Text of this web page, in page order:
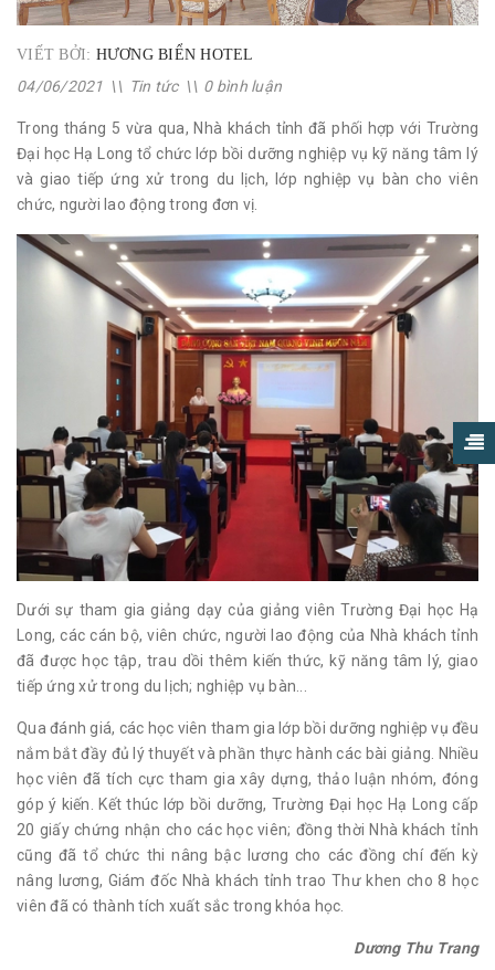
VIẾT BỞI: HƯƠNG BIỂN HOTEL
04/06/2021 \\ Tin tức \\ 0 bình luận
Trong tháng 5 vừa qua, Nhà khách tỉnh đã phối hợp với Trường
Đại học Hạ Long tổ chức lớp bồi dưỡng nghiệp vụ kỹ năng tâm lý
và giao tiếp ứng xử trong du lịch, lớp nghiệp vụ bàn cho viên
chức, người lao động trong đơn vị.
Dưới sự tham gia giảng dạy của giảng viên Trường Đại học Hạ
Long, các cán bộ, viên chức, người lao động của Nhà khách tỉnh
đã được học tập, trau dồi thêm kiến thức, kỹ năng tâm lý, giao
tiếp ứng xử trong du lịch; nghiệp vụ bàn...
Qua đánh giá, các học viên tham gia lớp bồi dưỡng nghiệp vụ đều
nắm bắt đầy đủ lý thuyết và phần thực hành các bài giảng. Nhiều
học viên đã tích cực tham gia xây dựng, thảo luận nhóm, đóng
góp ý kiến. Kết thúc lớp bồi dưỡng, Trường Đại học Hạ Long cấp
20 giấy chứng nhận cho các học viên; đồng thời Nhà khách tỉnh
cũng đã tổ chức thi nâng bậc lương cho các đồng chí đến kỳ
nâng lương, Giám đốc Nhà khách tỉnh trao Thư khen cho 8 học
viên đã có thành tích xuất sắc trong khóa học.
Dương Thu Trang